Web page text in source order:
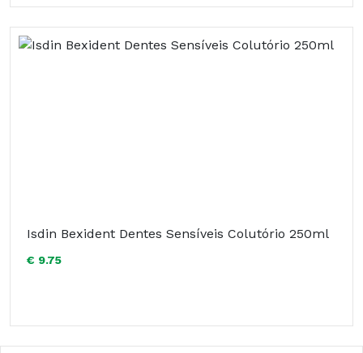
Isdin Bexident Dentes Sensíveis Colutório 250ml
€ 9.75